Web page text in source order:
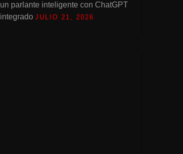
un parlante inteligente con ChatGPT
integrado JULIO 21, 2026